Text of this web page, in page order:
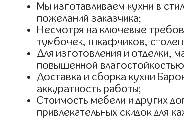
Мы изготавливаем кухни в
пожеланий заказчика;
Несмотря на ключевые
тумбочек, шкафчиков,
Для изготовления и отделки,
повышенной
Доставка и сборка кухни
аккуратность работы;
Стоимость мебели и других
привлекательных скидок для